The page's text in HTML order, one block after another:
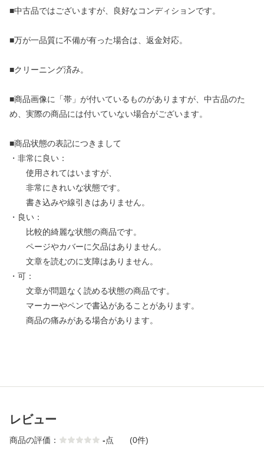
■中古品ではございますが、良好なコンディションです。
■万が一品質に不備が有った場合は、返金対応。
■クリーニング済み。
■商品画像に「帯」が付いているものがありますが、中古品のた
め、実際の商品には付いていない場合がございます。
■商品状態の表記につきまして
・非常に良い：
使用されてはいますが、
非常にきれいな状態です。
書き込みや線引きはありません。
・良い：
比較的綺麗な状態の商品です。
ページやカバーに欠品はありません。
文章を読むのに支障はありません。
・可：
文章が問題なく読める状態の商品です。
マーカーやペンで書込があることがあります。
商品の痛みがある場合があります。
レビュー
商品の評価： -点 (0件)